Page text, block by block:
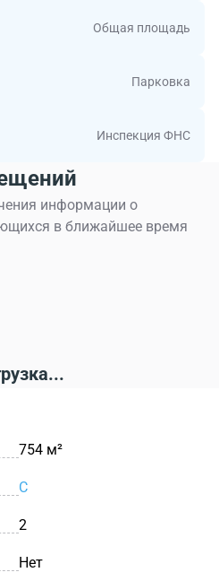
Общая площадь
Парковка
Инспекция ФНС
информации о
в ближайшее время
754 м²
C
2
Нет